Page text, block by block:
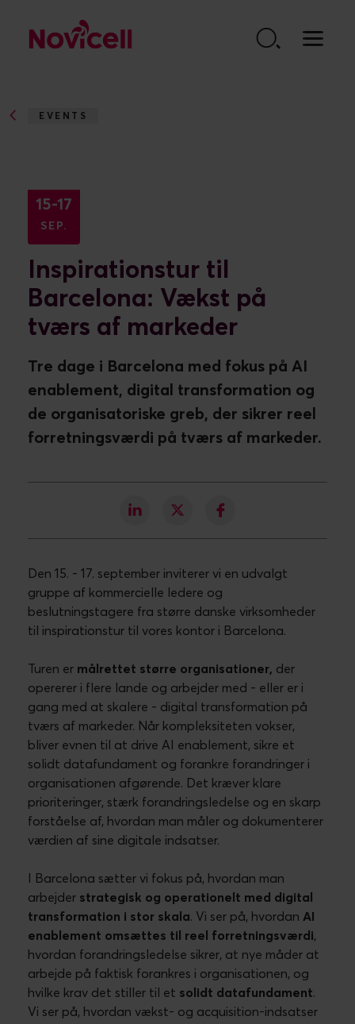
EVENTS
15-17
SEP.
Inspirationstur til
Barcelona: Vækst på
tværs af markeder
Tre dage i Barcelona med fokus på AI
enablement, digital transformation og
de organisatoriske greb, der sikrer reel
forretningsværdi på tværs af markeder.
Den 15. - 17. september inviterer vi en udvalgt
gruppe af kommercielle ledere og
beslutningstagere fra større danske virksomheder
til inspirationstur til vores kontor i Barcelona.
Turen er målrettet større organisationer, der
opererer i flere lande og arbejder med - eller er i
gang med at skalere - digital transformation på
tværs af markeder. Når kompleksiteten vokser,
bliver evnen til at drive AI enablement, sikre et
solidt datafundament og forankre forandringer i
organisationen afgørende. Det kræver klare
prioriteringer, stærk forandringsledelse og en skarp
forståelse af, hvordan man måler og dokumenterer
værdien af sine digitale indsatser.
I Barcelona sætter vi fokus på, hvordan man
arbejder strategisk og operationelt med digital
transformation i stor skala. Vi ser på, hvordan AI
enablement omsættes til reel forretningsværdi,
hvordan forandringsledelse sikrer, at nye måder at
arbejde på faktisk forankres i organisationen, og
hvilke krav det stiller til et solidt datafundament.
Vi ser på, hvordan vækst- og acquisition-indsatser